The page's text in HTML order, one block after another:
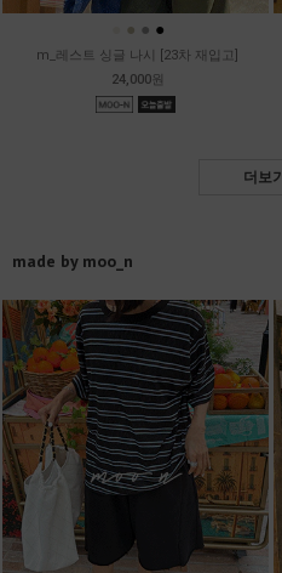
● ● ●
m_레스트 싱글 나시 [23차 재입고]
24,000원
더보기
made by moo_n